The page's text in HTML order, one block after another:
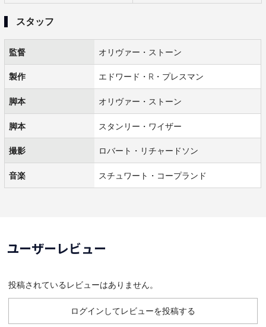
スタッフ
監督 オリヴァー・ストーン
製作 エドワード・R・プレスマン
脚本 オリヴァー・ストーン
脚本 スタンリー・ワイザー
撮影 ロバート・リチャードソン
音楽 スチュワート・コープランド
ユーザーレビュー
投稿されているレビューはありません。
ログインしてレビューを投稿する